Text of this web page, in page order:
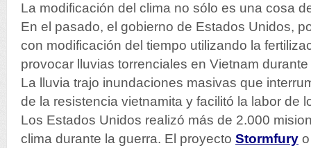
La modificación del clima no sólo es una cosa
En el pasado, el gobierno de Estados Unidos,
con modificación del tiempo utilizando la
provocar lluvias torrenciales en Vietnam
La lluvia trajo inundaciones masivas que
de la resistencia vietnamita y facilitó la labor de
Los Estados Unidos realizó más de 2.000
clima durante la guerra. El proyecto Stormfury